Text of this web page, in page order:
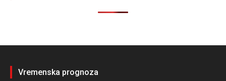
Vremenska prognoza